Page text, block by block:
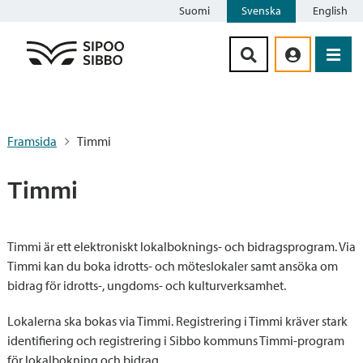
Suomi Svenska English
Framsida Timmi
Timmi
Timmi är ett elektroniskt lokalboknings- och bidragsprogram. Via
Timmi kan du boka idrotts- och möteslokaler samt ansöka om
bidrag för idrotts-, ungdoms- och kulturverksamhet.
Lokalerna ska bokas via Timmi. Registrering i Timmi kräver stark
identifiering och registrering i Sibbo kommuns Timmi-program